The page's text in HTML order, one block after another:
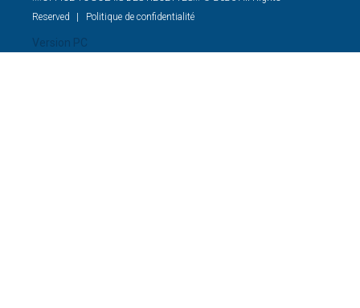
Reserved
Politique de confidentialité
Version PC